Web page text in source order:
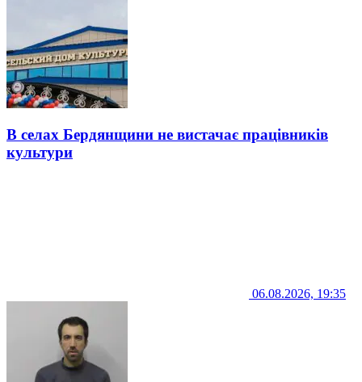
В селах Бердянщини не вистачає працівників
культури
06.08.2026, 19:35